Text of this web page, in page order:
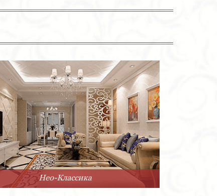
Нео-Классика